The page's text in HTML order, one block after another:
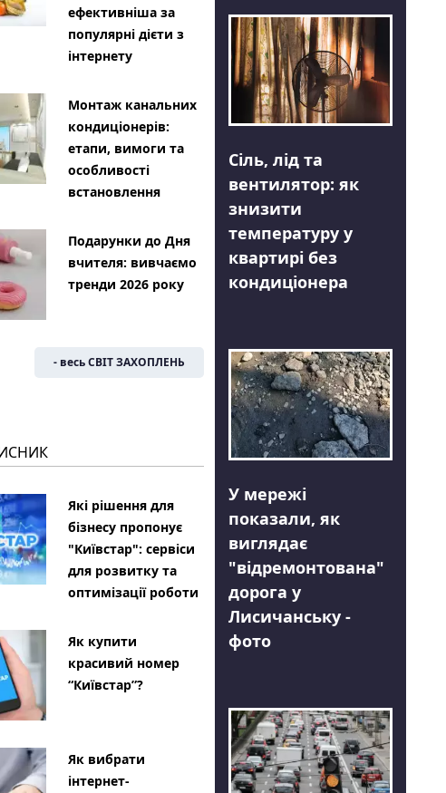
ефективніша за
популярні дієти з
інтернету
Монтаж канальних
кондиціонерів:
етапи, вимоги та
особливості
встановлення
Подарунки до Дня
вчителя: вивчаємо
тренди 2026 року
- весь СВІТ ЗАХОПЛЕНЬ
Які рішення для
бізнесу пропонує
"Київстар": сервіси
для розвитку та
оптимізації роботи
Як купити
красивий номер
“Київстар”?
Як вибрати
інтернет-
Сіль, лід та
вентилятор: як
знизити
температуру у
квартирі без
кондиціонера
У мережі
показали, як
виглядає
"відремонтована"
дорога у
Лисичанську -
фото